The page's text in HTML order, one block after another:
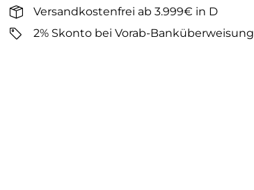
Versandkostenfrei ab 3.999€ in D
2% Skonto bei Vorab-Banküberweisung